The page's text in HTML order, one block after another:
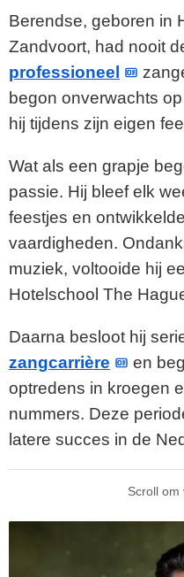
Berendse, geboren in
Zandvoort, had nooit
professioneel
begon onverwachts
hij tijdens zijn eigen
Wat als een grapje
passie. Hij bleef elk
feestjes en
vaardigheden.
muziek, voltooide hij
Hotelschool The
Daarna besloot hij
zangcarrière
en
optredens in kroegen
nummers. Deze
latere succes in de
Scroll om